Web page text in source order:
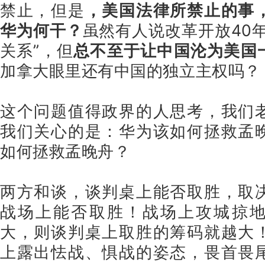
禁止，但是 ，美国法律所禁止的事
华为何干？ 虽然有人说改革开放40
关系”，但总不至于让中国沦为美国
加拿大眼里还有中国的独立主权吗？
这个问题值得政界的人思考，我们
我们关心的是：华为该如何拯救孟
如何拯救孟晚舟？
两方和谈，谈判桌上能否取胜，取
战场上能否取胜！战场上攻城掠
大，则谈判桌上取胜的筹码就越大
上露出怯战、惧战的姿态，畏首畏